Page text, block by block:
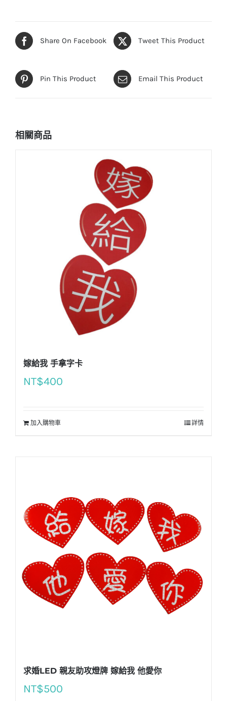
Share On Facebook Tweet This Product
Pin This Product Email This Product
相關商品
嫁給我 手拿字卡
NT$400
加入購物車 詳情
求婚LED 親友助攻燈牌 嫁給我 他愛你
NT$500